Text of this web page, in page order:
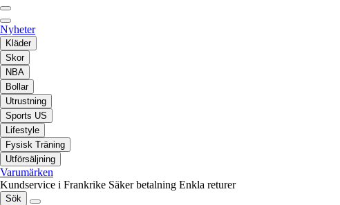
Nyheter
Kläder
Skor
NBA
Bollar
Utrustning
Sports US
Lifestyle
Fysisk Träning
Utförsäljning
Varumärken
Kundservice i Frankrike Säker betalning Enkla returer
Sök